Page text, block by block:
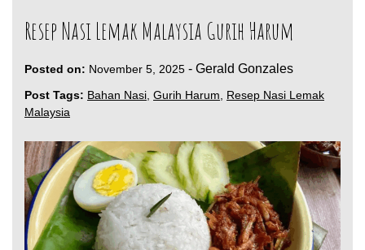
Resep Nasi Lemak Malaysia Gurih Harum
Posted on: November 5, 2025 - Gerald Gonzales
Post Tags: Bahan Nasi, Gurih Harum, Resep Nasi Lemak
Malaysia